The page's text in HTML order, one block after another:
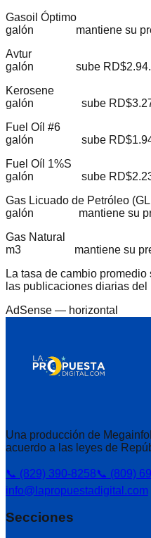
Gasoil Óptimo
galón mantiene su
Avtur
galón sube
Kerosene
galón sube
Fuel Oíl #6
galón sube
Fuel Oíl 1%S
galón sube
Gas Licuado de Petróleo
galón mantiene su
Gas Natural
m3 mantiene su
La tasa de cambio
las publicaciones diarias del
AdSense — horizontal
Una producción de
acuerdo a las leyes de
📞 (829) 390-8258📞 (809)
info@lapropuestadigital.com
Secciones